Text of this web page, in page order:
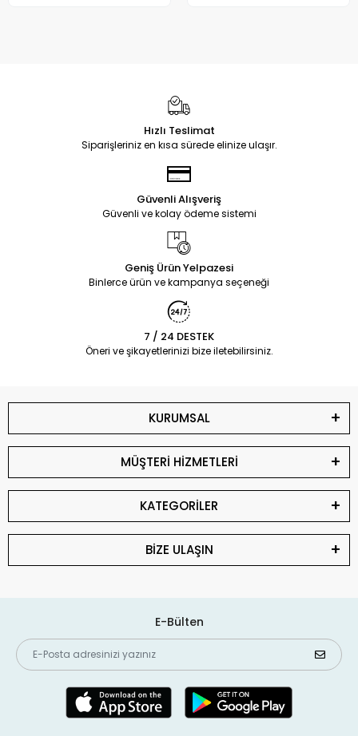
Hızlı Teslimat
Siparişleriniz en kısa sürede elinize ulaşır.
Güvenli Alışveriş
Güvenli ve kolay ödeme sistemi
Geniş Ürün Yelpazesi
Binlerce ürün ve kampanya seçeneği
7 / 24 DESTEK
Öneri ve şikayetlerinizi bize iletebilirsiniz.
KURUMSAL
MÜŞTERİ HİZMETLERİ
KATEGORİLER
BİZE ULAŞIN
E-Bülten